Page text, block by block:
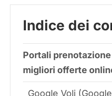
Indice dei
Portali
migliori offerte
Google Voli